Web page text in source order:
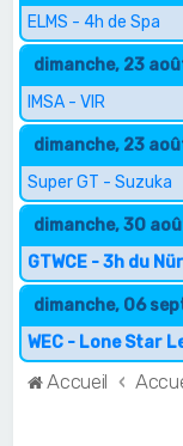
ELMS - 4h de Spa
dimanche, 23
IMSA - VIR
dimanche, 23
Super GT - Suzuka
dimanche, 30
GTWCE - 3h du
dimanche, 06
WEC - Lone Star
Accueil